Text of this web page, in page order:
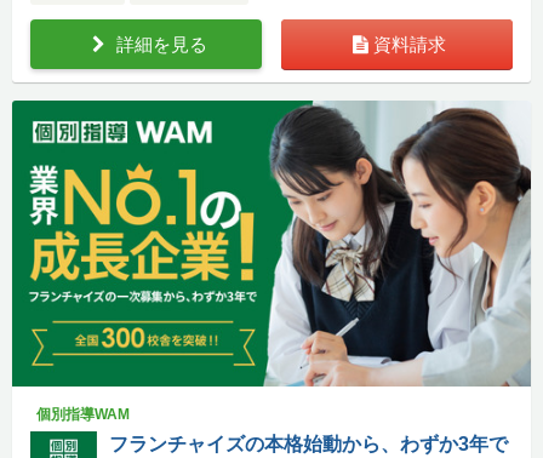
詳細を見る 資料請求
個別指導WAM
フランチャイズの本格始動から、わずか3年で